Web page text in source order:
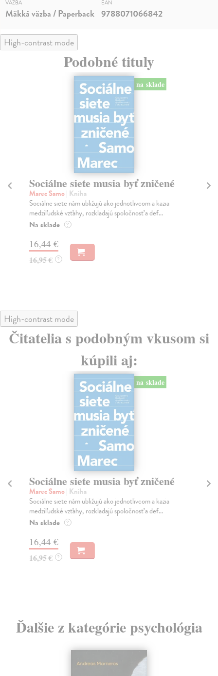
VÄZBA
Mäkká väzba / Paperback
EAN
9788071066842
High-contrast mode
Podobné tituly
na sklade
Sociálne siete musia byť zničené
Marec Samo| Kniha
Sociálne siete nám ubližujú ako jednotlivcom a kazia
medziľudské vzťahy, rozkladajú spoločnosť a def...
Na sklade ?
16,44 €
16,95 € ?
High-contrast mode
Čitatelia s podobným vkusom si
kúpili aj:
na sklade
Sociálne siete musia byť zničené
Marec Samo| Kniha
Sociálne siete nám ubližujú ako jednotlivcom a kazia
medziľudské vzťahy, rozkladajú spoločnosť a def...
Na sklade ?
16,44 €
16,95 € ?
Ďalšie z kategórie psychológia